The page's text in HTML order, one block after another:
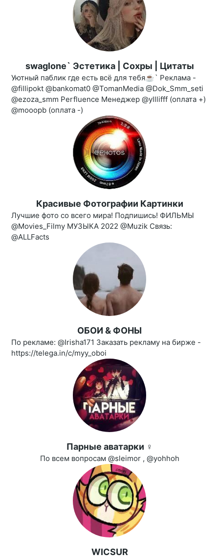
swaglone` Эстетика | Сохры | Цитаты
Уютный паблик где есть всё для тебя☕️` Реклама -
@fillipokt @bankomat0 @TomanMedia @Dok_Smm_seti
@ezoza_smm Perfluence Менеджер @ylllifff (оплата +)
@mooopb (оплата -)
Красивые Фотографии Картинки
Лучшие фото со всего мира! Подпишись! ФИЛЬМЫ
@Movies_Filmy МУЗЫКА 2022 @Muzik Связь:
@ALLFacts
ОБОИ & ФОНЫ
По рекламе: @Irisha171 Заказать рекламу на бирже -
https://telega.in/c/myy_oboi
Парные аватарки ‍♀️
По всем вопросам @sleimor , @yohhoh
WICSUR